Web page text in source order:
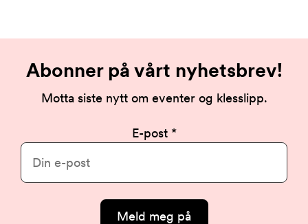
Abonner på vårt nyhetsbrev!
Motta siste nytt om eventer og klesslipp.
E-post
Meld meg på